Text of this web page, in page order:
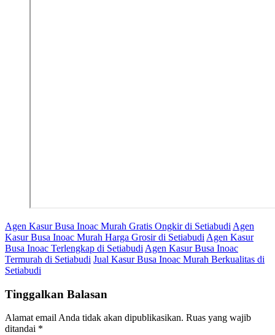
Agen Kasur Busa Inoac Murah Gratis Ongkir di Setiabudi Agen
Kasur Busa Inoac Murah Harga Grosir di Setiabudi Agen Kasur
Busa Inoac Terlengkap di Setiabudi Agen Kasur Busa Inoac
Termurah di Setiabudi Jual Kasur Busa Inoac Murah Berkualitas di
Setiabudi
Tinggalkan Balasan
Alamat email Anda tidak akan dipublikasikan. Ruas yang wajib
ditandai *